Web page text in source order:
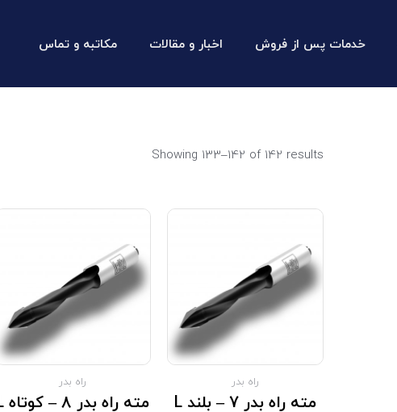
خدمات پس از فروش اخبار و مقالات مکاتبه و تماس
Showing 133–142 of 142 results
راه بدر
مته راه بدر 7 – بلند L
راه بدر
مته راه بدر 8 – کوتاه L